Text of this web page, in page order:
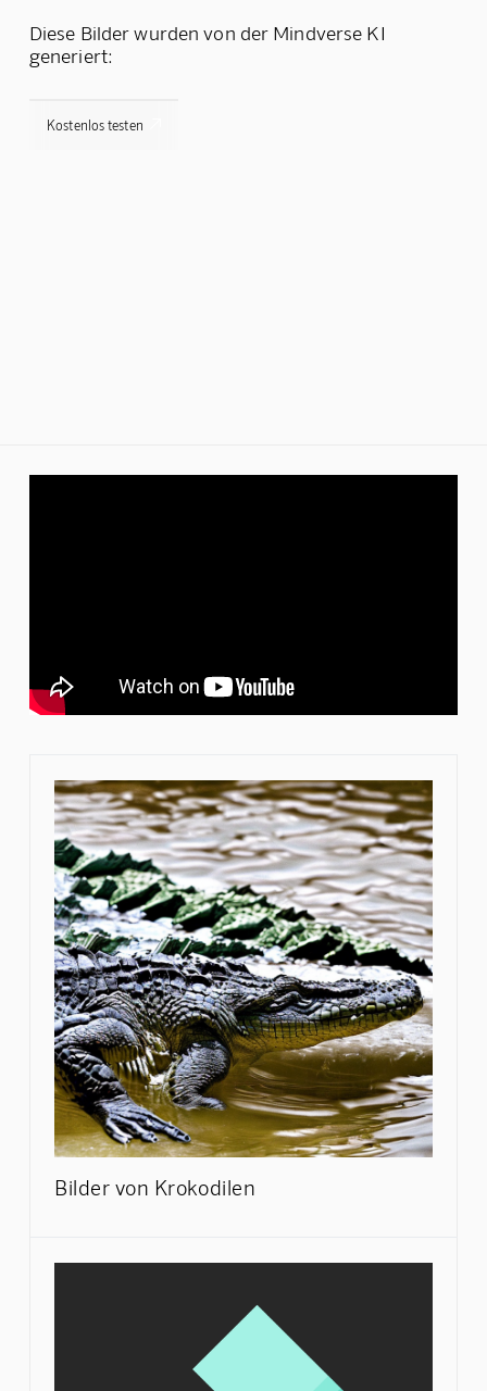
Diese Bilder wurden von der Mindverse KI
generiert:
Kostenlos testen
Bilder von Krokodilen